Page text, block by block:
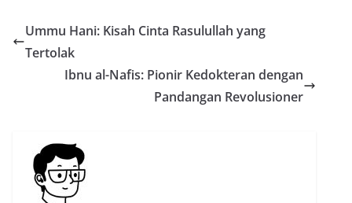
Ummu Hani: Kisah Cinta Rasulullah yang
Tertolak
Ibnu al-Nafis: Pionir Kedokteran dengan
Pandangan Revolusioner